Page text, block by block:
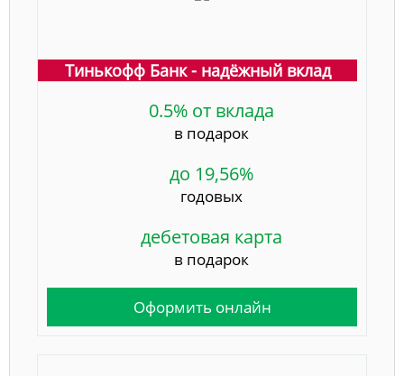
Тинькофф Банк - надёжный вклад
0.5% от вклада
в подарок
до 19,56%
годовых
дебетовая карта
в подарок
Оформить онлайн